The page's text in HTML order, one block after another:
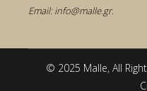
Email:info@malle.gr.
© 2025 Malle, All